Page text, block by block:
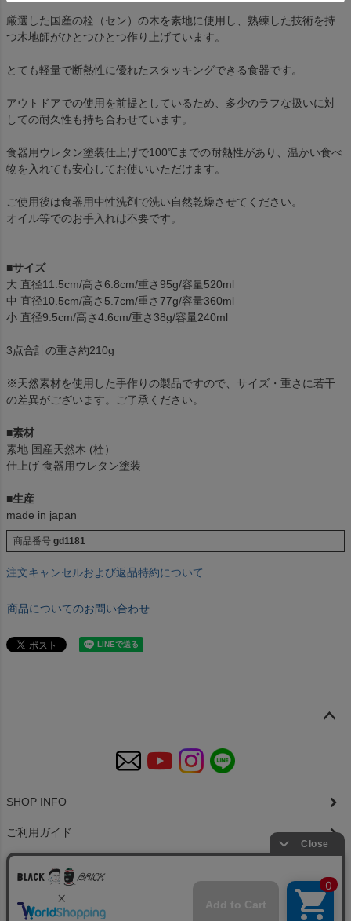
厳選した国産の栓（セン）の木を素地に使用し、熟練した技術を持
つ木地師がひとつひとつ作り上げています。
とても軽量で断熱性に優れたスタッキングできる食器です。
アウトドアでの使用を前提としているため、多少のラフな扱いに対
しての耐久性も持ち合わせています。
食器用ウレタン塗装仕上げで100℃までの耐熱性があり、温かい食べ
物を入れても安心してお使いいただけます。
ご使用後は食器用中性洗剤で洗い自然乾燥させてください。
オイル等でのお手入れは不要です。
■サイズ
大 直径11.5cm/高さ6.8cm/重さ95g/容量520ml
中 直径10.5cm/高さ5.7cm/重さ77g/容量360ml
小 直径9.5cm/高さ4.6cm/重さ38g/容量240ml
3点合計の重さ約210g
※天然素材を使用した手作りの製品ですので、サイズ・重さに若干
の差異がございます。ご了承ください。
■素材
素地 国産天然木 (栓）
仕上げ 食器用ウレタン塗装
■生産
made in japan
商品番号 gd1181
注文キャンセルおよび返品特約について
商品についてのお問い合わせ
SHOP INFO
ご利用ガイド
特定商取引法に基づく表示
個人情報の取扱